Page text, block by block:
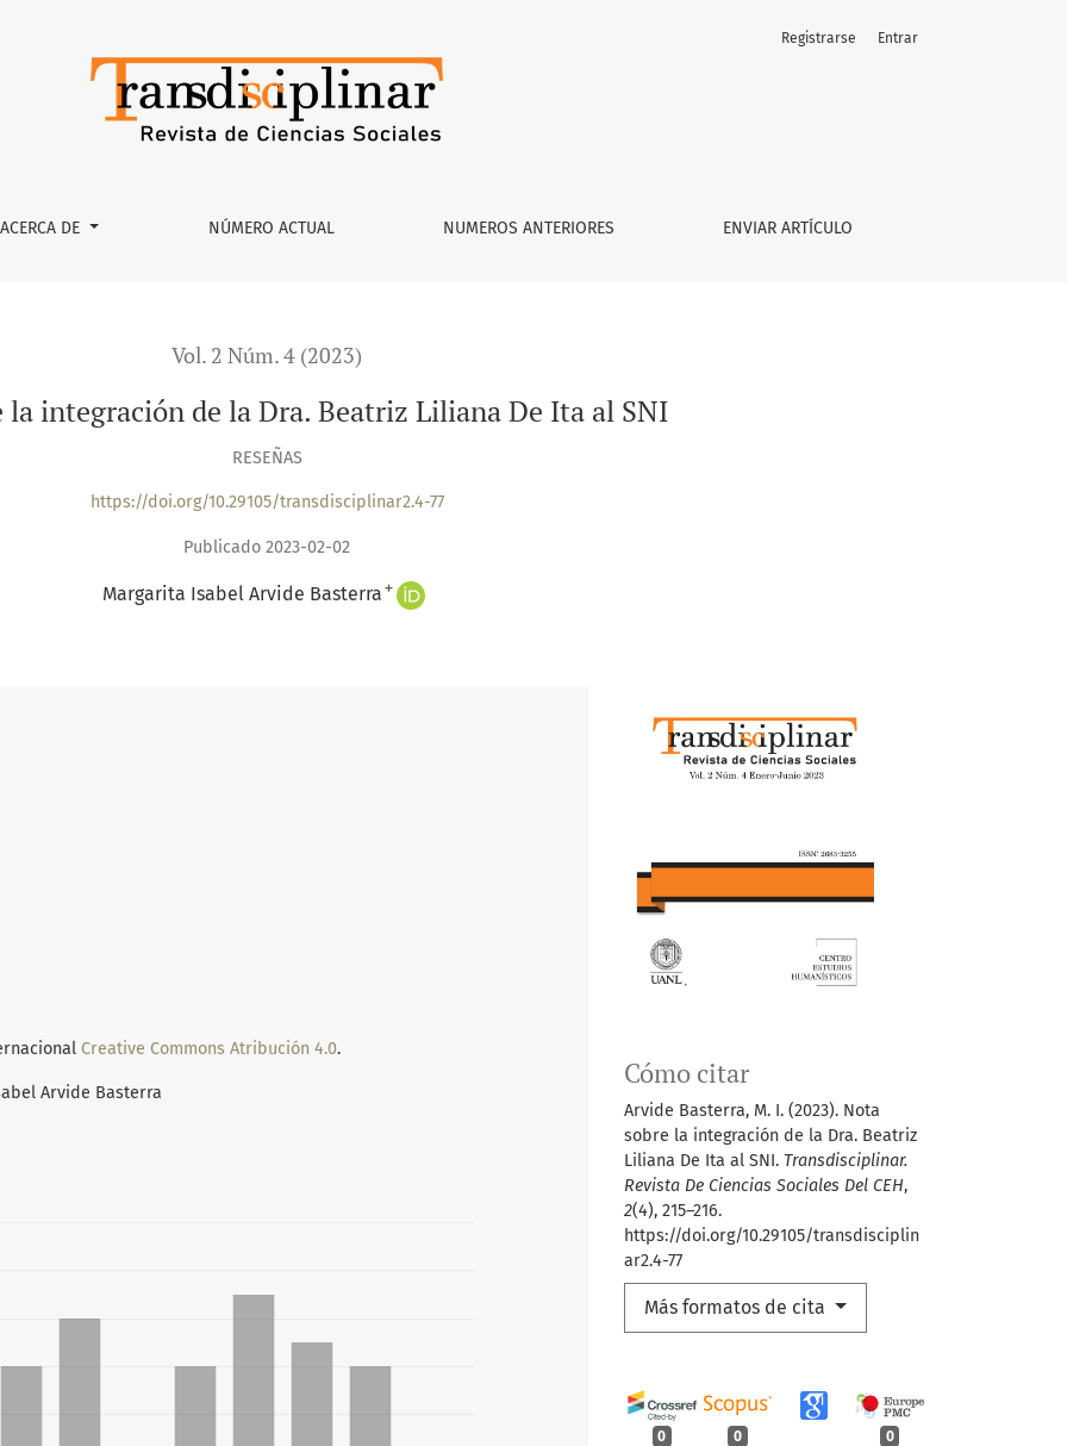
ACERCA DE NÚMERO ACTUAL NUMEROS ANTERIORES ENVIAR ARTÍCULO
Registrarse Entrar
Vol. 2 Núm. 4 (2023)
la integración de la Dra. Beatriz Liliana De Ita al SNI
RESEÑAS
https://doi.org/10.29105/transdisciplinar2.4-77
Publicado 2023-02-02
Margarita Isabel Arvide Basterra +
Cómo citar
Arvide Basterra, M. I. (2023). Nota
sobre la integración de la Dra. Beatriz
Liliana De Ita al SNI. Transdisciplinar.
Revista De Ciencias Sociales Del CEH,
2(4), 215–216.
https://doi.org/10.29105/transdisciplin
ar2.4-77
Más formatos de cita
0 0 0
Creative Commons Atribución 4.0.
Arvide Basterra